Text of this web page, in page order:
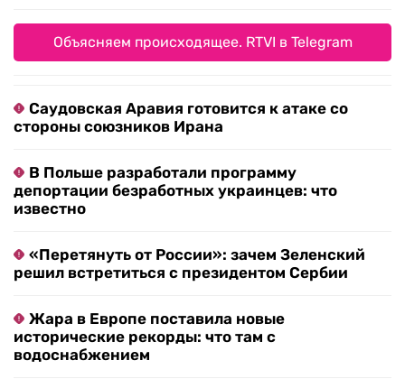
Объясняем происходящее. RTVI в Telegram
Саудовская Аравия готовится к атаке со
стороны союзников Ирана
В Польше разработали программу
депортации безработных украинцев: что
известно
«Перетянуть от России»: зачем Зеленский
решил встретиться с президентом Сербии
Жара в Европе поставила новые
исторические рекорды: что там с
водоснабжением